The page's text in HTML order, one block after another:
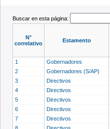
Buscar en esta página:
N°
correlativo
Estamento
1 Gobernadores
2
Gobernadores (S/AP)
3
Directivos
4
Directivos
5
Directivos
6
Directivos
7
Directivos